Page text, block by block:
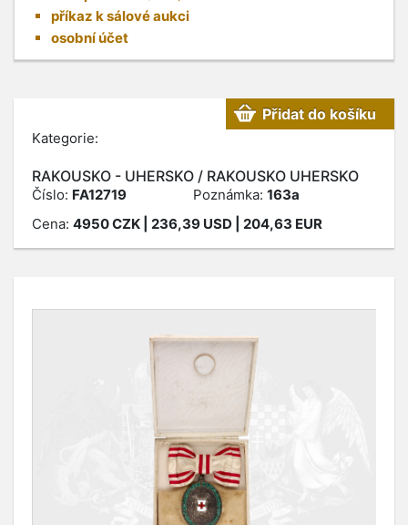
příkaz k sálové aukci
osobní účet
Kategorie:
RAKOUSKO - UHERSKO / RAKOUSKO UHERSKO
Přidat do košíku
Číslo: FA12719 Poznámka: 163a
Cena: 4950CZK | 236,39 USD | 204,63 EUR